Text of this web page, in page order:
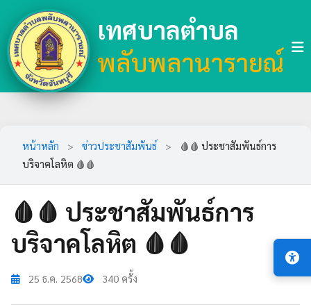
เทศบาลตำบล
พลับพลานารายณ์
หน้าหลัก > ข่าวประชาสัมพันธ์ >
🩸🩸 ประชาสัมพันธ์การ
บริจาคโลหิต 🩸🩸
🩸🩸 ประชาสัมพันธ์การ
บริจาคโลหิต 🩸🩸
25 ธ.ค. 2568 340 ครั้ง